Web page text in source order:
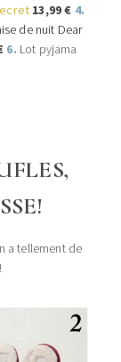
13,99 € 4.
de nuit Dear
6. Lot pyjama
a tellement de